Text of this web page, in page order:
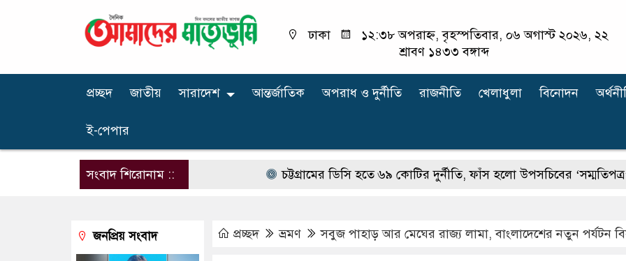
ঢাকা
১২:৩৮ অপরাহ্ন, বৃহস্পতিবার, ০৬ অগাস্ট ২০২৬, ২২
শ্রাবণ ১৪৩৩ বঙ্গাব্দ
প্রচ্ছদ জাতীয় সারাদেশ আন্তর্জাতিক অপরাধ ‍ও দুর্নীতি রাজনীতি খেলাধুলা বিনোদন
ই-পেপার
সংবাদ শিরোনাম :: চট্টগ্রামের ডিসি হতে ৬৯ কোটির দুর্নীতি, ফাঁস হলো উপসচিবের ‘সম্মতিপত্র’
প্রচ্ছদ ভ্রমণ সবুজ পাহাড় আর মেঘের রাজ্য লামা, বাংলাদেশের নতুন পর্যটন
জনপ্রিয় সংবাদ